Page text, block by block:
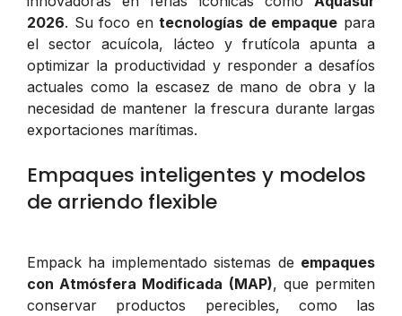
2026. Su foco entecnologías de empaque para
el sector acuícola, lácteo y frutícola apunta a
optimizar la productividad y responder a desafíos
actuales como la escasez de mano de obra y la
necesidad de mantener la frescura durante largas
exportaciones marítimas.
Empaques inteligentes y modelos
de arriendo flexible
Empack ha implementado sistemas de empaques
con Atmósfera Modificada (MAP), que permiten
conservar productos perecibles, como las